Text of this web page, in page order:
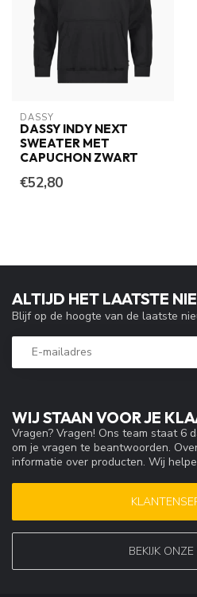
DASSY
DASSY INDY NEXT
SWEATER MET
CAPUCHON ZWART
€52,80
WIJ STAAN VOOR JE
Vragen? Vragen! Ons team staat 6
om je vragen te beantwoorden.
informatie over producten. Wij
BEKIJK
ALTIJD HET LAATSTE
Blijf op de hoogte van de laatste